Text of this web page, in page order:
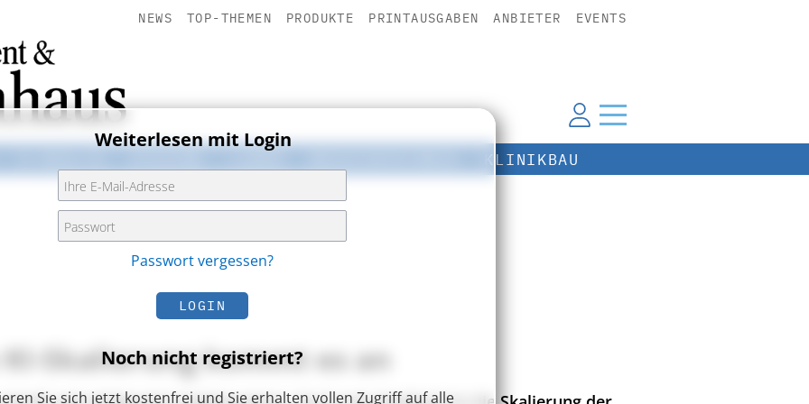
NEWS TOP-THEMEN PRODUKTE PRINTAUSGABEN ANBIETER EVENTS
KLINIKBAU
Skalierung kommt es an
Weiterlesen mit Login
Passwort vergessen?
LOGIN
Noch nicht registriert?
Sie sich jetzt kostenfrei und Sie erhalten vollen Zugriff auf alle